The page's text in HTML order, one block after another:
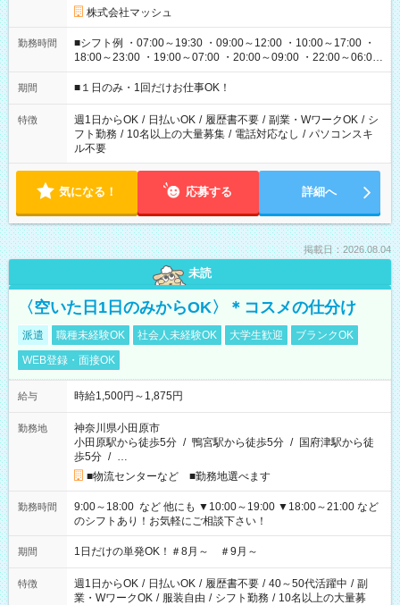
株式会社マッシュ
勤務時間
■シフト例 ・07:00～19:30 ・09:00～12:00 ・10:00～17:00 ・
18:00～23:00 ・19:00～07:00 ・20:00～09:00 ・22:00～06:00
etc ★最短で3時間で5,120円のお仕事から 15時間で2万円近く稼
げるお仕事も！ ご希望のお時間に合わせてご紹介！ ※シフトは
ください！
期間 ■１日のみ・1回だけお仕事OK！
特徴 週1日からOK / 日払いOK / 履歴書不要 / 副業・WワークOK / シ
フト勤務 / 10名以上の大量募集 / 電話対応なし / パソコンスキ
ル不要
気になる！ 応募する 詳細へ
掲載日：2026.08.04
未読
〈空いた日1日のみからOK〉＊コスメの仕分け
派遣 職種未経験OK 社会人未経験OK 大学生歓迎
ブランクOK
WEB登録・面接OK
給与 時給1,500円～1,875円
勤務地
神奈川県小田原市
小田原駅から徒歩5分 / 鴨宮駅から徒歩5分 / 国府津駅から徒
歩5分 / …
■物流センターなど ■勤務地選べます
勤務時間
9:00～18:00 など 他にも ▼10:00～19:00 ▼18:00～21:00 など
のシフトあり！お気軽にご相談下さい！
期間 1日だけの単発OK！＃8月～ ＃9月～
特徴 週1日からOK / 日払いOK / 履歴書不要 / 40～50代活躍中 / 副
業・WワークOK / 服装自由 / シフト勤務 / 10名以上の大量募